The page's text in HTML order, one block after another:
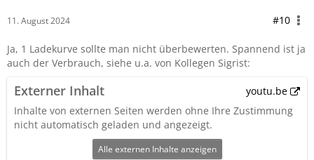
11. August 2024 #10
Ja, 1 Ladekurve sollte man nicht überbewerten. Spannend ist ja
auch der Verbrauch, siehe u.a. von Kollegen Sigrist:
Externer Inhalt
youtu.be
Inhalte von externen Seiten werden ohne Ihre Zustimmung
nicht automatisch geladen und angezeigt.
Alle externen Inhalte anzeigen